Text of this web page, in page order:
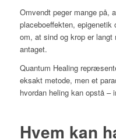
Omvendt peger mange på,
placeboeffekten, epigenetik
om, at sind og krop er langt
antaget.
Quantum Healing
eksakt metode, men et
hvordan heling kan opstå –
Hvem kan